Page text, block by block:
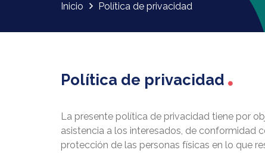
Inicio Política de privacidad
Política de privacidad
La presente política de privacidad tiene por
asistencia a los interesados, de conformidad
protección de las personas físicas en lo que